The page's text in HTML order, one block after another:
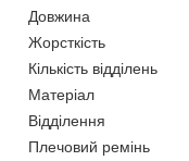
Довжина
Жорсткість
Кількість відділень
Матеріал
Відділення
Плечовий ремінь